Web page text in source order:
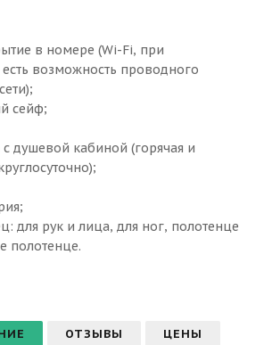
в номере (Wi-Fi, при
возможность проводного
сейф;
душевой кабиной (горячая и
для рук и лица, для ног, полотенце
полотенце.
ОТЗЫВЫ ЦЕНЫ